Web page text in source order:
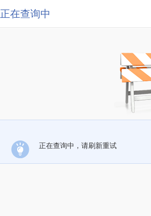
正在查询中
正在查询中，请刷新重试